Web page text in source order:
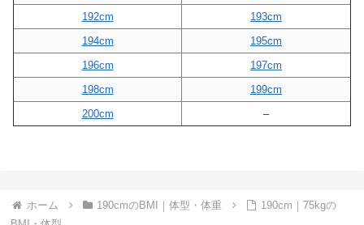
192cm
193cm
194cm
195cm
196cm
197cm
198cm
199cm
200cm
–
ホーム 190cmのBMI｜体型・体重
190cm｜75kgの